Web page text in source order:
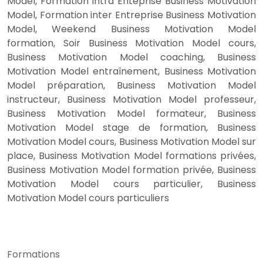
Model, Formation inter Entreprise Business Motivation
Model, Weekend Business Motivation Model
formation, Soir Business Motivation Model cours,
Business Motivation Model coaching, Business
Motivation Model entraînement, Business Motivation
Model préparation, Business Motivation Model
instructeur, Business Motivation Model professeur,
Business Motivation Model formateur, Business
Motivation Model stage de formation, Business
Motivation Model cours, Business Motivation Model sur
place, Business Motivation Model formations privées,
Business Motivation Model formation privée, Business
Motivation Model cours particulier, Business
Motivation Model cours particuliers
Formations